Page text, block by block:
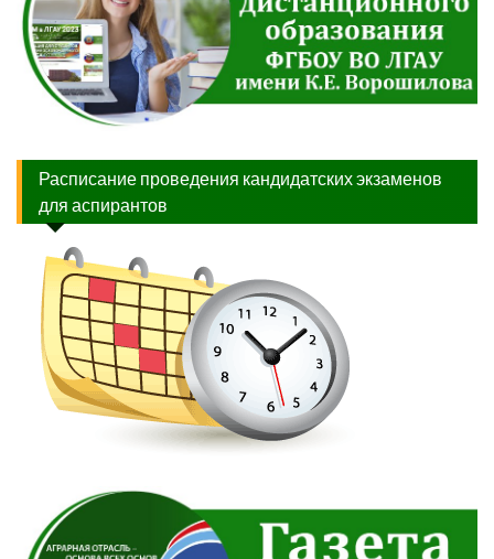
Расписание проведения кандидатских экзаменов
для аспирантов